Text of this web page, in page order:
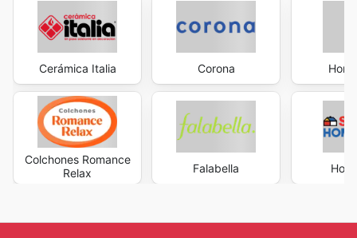
Cerámica Italia
Colchones Romance
Relax
Corona
Falabella